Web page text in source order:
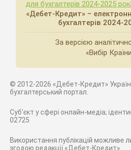
«Дебет-Кредит» –
бухгалтерів 2024-
За версією
«Вибір
© 2012-2026 «Дебет-Кредит»
бухгалтерський портал.
Суб'єкт у сфері онлайн-медіа;
02725
Використання публікацій можливе
згодою редакції «Дебет-Кредит»